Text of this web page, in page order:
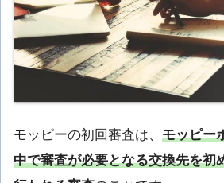
モッピーの初回審査は、 モッピー
中で審査が必要となる交換先を初